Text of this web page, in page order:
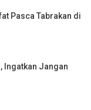
Pasca Tabrakan di
Ingatkan Jangan